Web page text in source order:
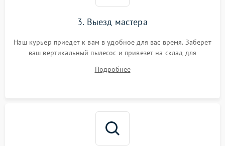
3. Выезд мастера
Наш курьер приедет к вам в удобное для вас время. Заберет
ваш вертикальный пылесос и привезет на склад для
Подробнее